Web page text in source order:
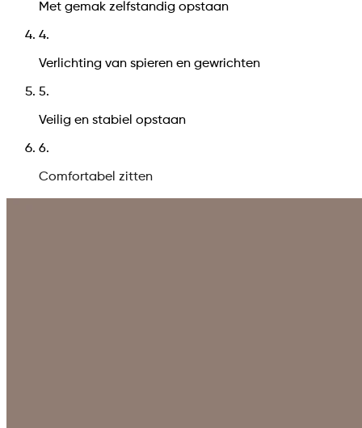
Met gemak zelfstandig opstaan
4.
Verlichting van spieren en gewrichten
5.
Veilig en stabiel opstaan
6.
Comfortabel zitten